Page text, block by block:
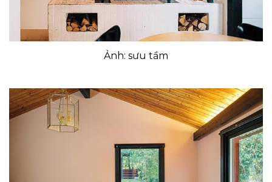
Ảnh: sưu tầm